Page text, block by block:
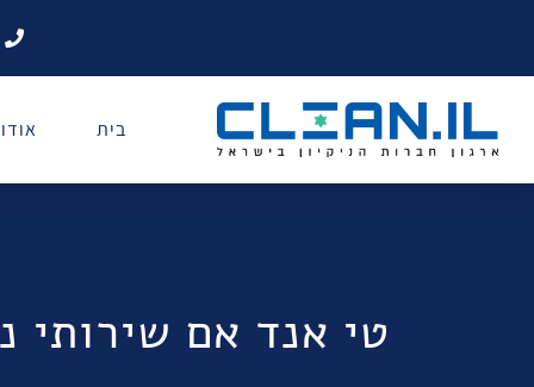
בית
טי אנד אם שירותי